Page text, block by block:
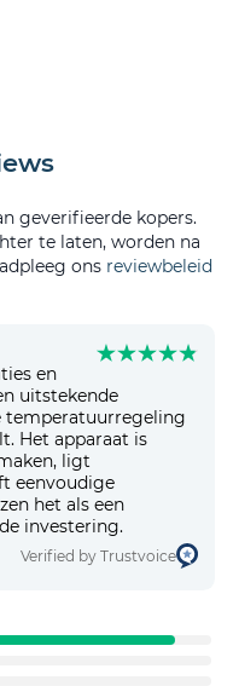
geverifieerde kopers.
te laten, worden na
ons reviewbeleid
en
uitstekende
temperatuurregeling
Het apparaat is
ligt
eenvoudige
het als een
investering.
Verified by Trustvoice